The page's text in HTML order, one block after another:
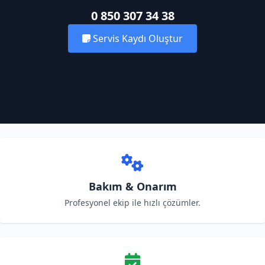
0 850 307 34 38
Servis Kaydı Oluştur
Bakım & Onarım
Profesyonel ekip ile hızlı çözümler.